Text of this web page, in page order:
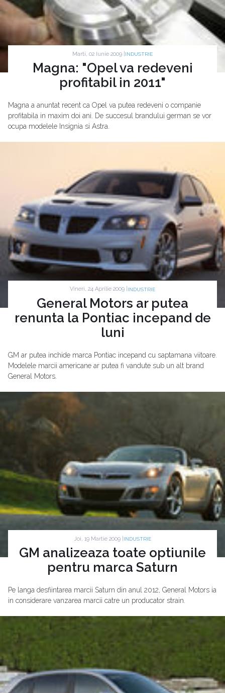
Marti, 02 Iunie 2009 | INDUSTRIE
Magna: "Opel va redeveni
profitabil in 2011"
Magna a anuntat recent ca Opel va putea redeveni o companie
profitabila in maxim doi ani. De succesul brandului german se vor
ocupa modelele Insignia si Astra.
Vineri, 24 Aprilie 2009 | INDUSTRIE
General Motors ar putea
renunta la Pontiac incepand de
luni
GM ar putea inchide marca Pontiac incepand cu saptamana viitoare.
Modelele marcii americane ar putea fi vandute sub un alt brand
General Motors.
Joi, 19 Martie 2009 | INDUSTRIE
GM analizeaza toate optiunile
pentru marca Saturn
Pe langa desfiintarea marcii Saturn din anul 2012, General Motors ia
in considerare vanzarea marcii catre un producator strain.